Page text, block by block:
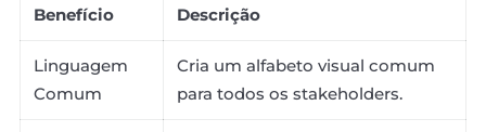
Benefício Descrição
Linguagem
Comum
Cria um alfabeto visual comum
para todos os stakeholders.